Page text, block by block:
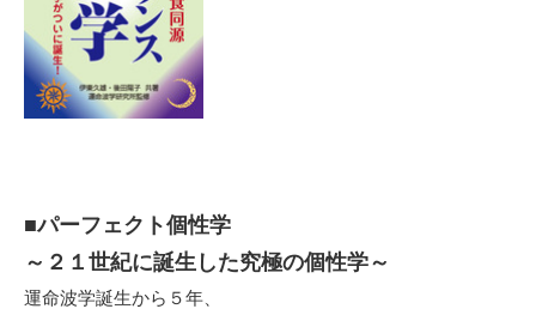
■パーフェクト個性学
～２１世紀に誕生した究極の個性学～
運命波学誕生から５年、